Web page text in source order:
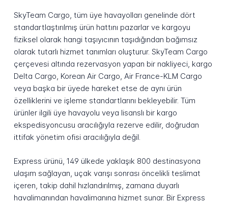
SkyTeam Cargo, tüm üye havayolları genelinde dört
standartlaştırılmış ürün hattını pazarlar ve kargoyu
fiziksel olarak hangi taşıyıcının taşıdığından bağımsız
olarak tutarlı hizmet tanımları oluşturur. SkyTeam Cargo
çerçevesi altında rezervasyon yapan bir nakliyeci, kargo
Delta Cargo, Korean Air Cargo, Air France-KLM Cargo
veya başka bir üyede hareket etse de aynı ürün
özelliklerini ve işleme standartlarını bekleyebilir. Tüm
ürünler ilgili üye havayolu veya lisanslı bir kargo
ekspedisyoncusu aracılığıyla rezerve edilir, doğrudan
ittifak yönetim ofisi aracılığıyla değil.
Express ürünü, 149 ülkede yaklaşık 800 destinasyona
ulaşım sağlayan, uçak varışı sonrası öncelikli teslimat
içeren, takip dahil hızlandırılmış, zamana duyarlı
havalimanından havalimanına hizmet sunar. Bir Express